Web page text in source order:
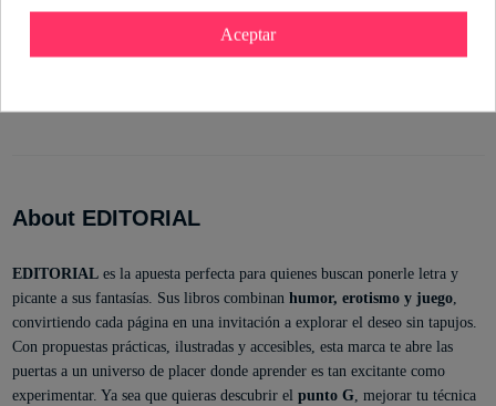
Marca
Referencia 9788479278502
About EDITORIAL
EDITORIALes la apuesta perfecta para quienes buscan ponerle letra y
picante a sus fantasías. Sus libros combinan humor, erotismo y juego,
convirtiendo cada página en una invitación a explorar el deseo sin tapujos.
Con propuestas prácticas, ilustradas y accesibles, esta marca te abre las
puertas a un universo de placer donde aprender es tan excitante como
experimentar. Ya sea que quieras descubrir el punto G, mejorar tu técnica
Aceptar